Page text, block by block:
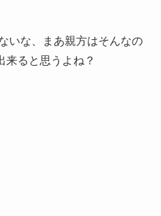
いな、まあ親方はそんなの
来ると思うよね？